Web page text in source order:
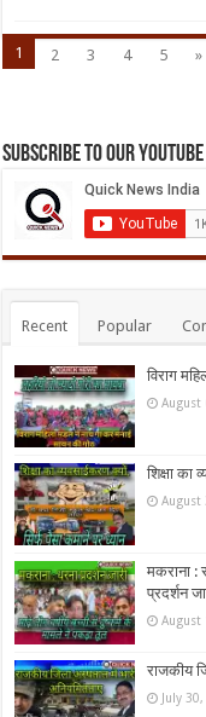
1 2 3 4 5 »
Subscribe to our
Recent Popular
विराग
August
शिक्षा का
August
मकराना :
प्रदर्शन
August
राजकीय
July